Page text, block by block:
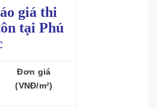
giá thi
tại Phú
Đơn giá
(VNĐ/m²)